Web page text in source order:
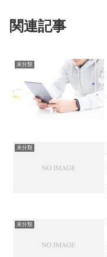
関連記事
未分類
未分類
未分類